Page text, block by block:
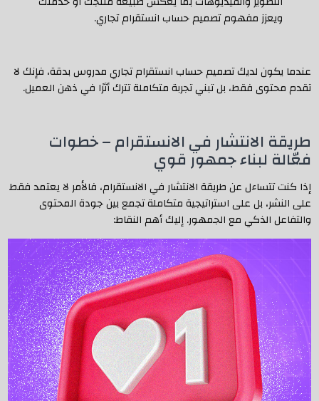
ويعزز مفهوم تصميم حساب انستقرام تجاري.
عندما يكون لديك تصميم حساب انستقرام تجاري مدروس بدقة، فإنك لا
تقدم محتوى فقط، بل تبني تجربة متكاملة تترك أثرًا في ذهن العميل.
طريقة الانتشار في الانستقرام – خطوات
فعّالة لبناء جمهور قوي
إذا كنت تتساءل عن طريقة الانتشار في الانستقرام، فالأمر لا يعتمد فقط
على النشر، بل على استراتيجية متكاملة تجمع بين جودة المحتوى
والتفاعل الذكي مع الجمهور. إليك أهم النقاط: